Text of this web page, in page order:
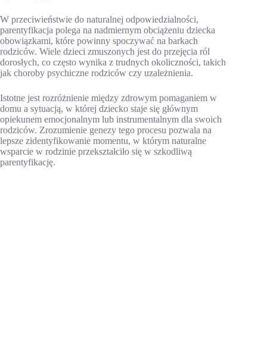
W przeciwieństwie do naturalnej odpowiedzialności,
parentyfikacja polega na nadmiernym obciążeniu dziecka
obowiązkami, które powinny spoczywać na barkach
rodziców. Wiele dzieci zmuszonych jest do przejęcia ról
dorosłych, co często wynika z trudnych okoliczności, takich
jak choroby psychiczne rodziców czy uzależnienia.
Istotne jest rozróżnienie między zdrowym pomaganiem w
domu a sytuacją, w której dziecko staje się głównym
opiekunem emocjonalnym lub instrumentalnym dla swoich
rodziców. Zrozumienie genezy tego procesu pozwala na
lepsze zidentyfikowanie momentu, w którym naturalne
wsparcie w rodzinie przekształciło się w szkodliwą
parentyfikację.